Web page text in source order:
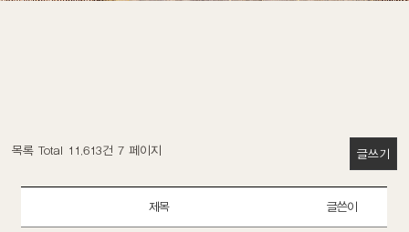
목록 Total 11,613건 7 페이지 글쓰기
제목 글쓴이